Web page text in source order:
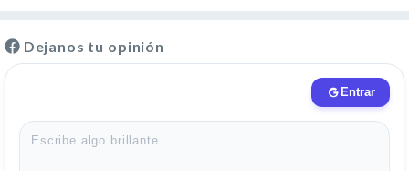
Dejanos tu opinión